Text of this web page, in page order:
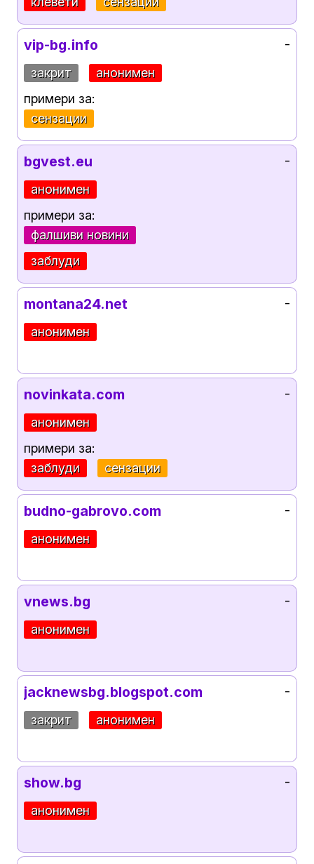
vip-bg.info
закрит
анонимен
примери за:
сензации
-
bgvest.eu
анонимен
примери за:
фалшиви новини
заблуди
-
montana24.net
анонимен
-
novinkata.com
анонимен
примери за:
заблуди
сензации
-
budno-gabrovo.com
анонимен
-
vnews.bg
анонимен
-
jacknewsbg.blogspot.com
закрит анонимен
-
show.bg
анонимен
-